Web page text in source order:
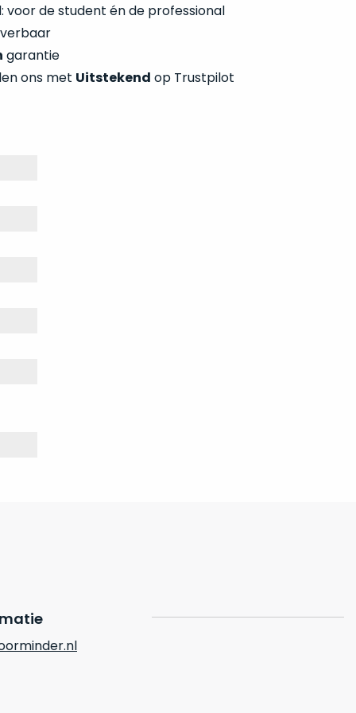
voor de student én de professional
garantie
ons met Uitstekend op Trustpilot